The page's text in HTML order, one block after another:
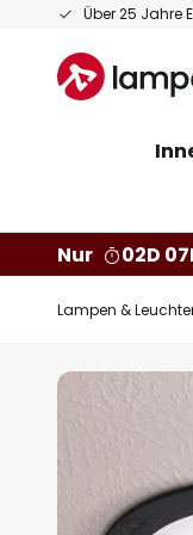
Über 25 Jahre
Zum
springen
Nur
02D
Lampen &
Zum
Ende
der
Bildgalerie
springen